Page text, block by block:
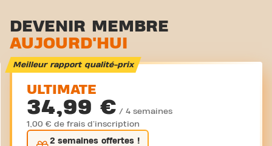
DEVENIR MEMBRE
AUJOURD'HUI
Meilleur rapport qualité-prix
ULTIMATE
34,99 € / 4 semaines
1,00 € de frais d'inscription
2 semaines offertes !